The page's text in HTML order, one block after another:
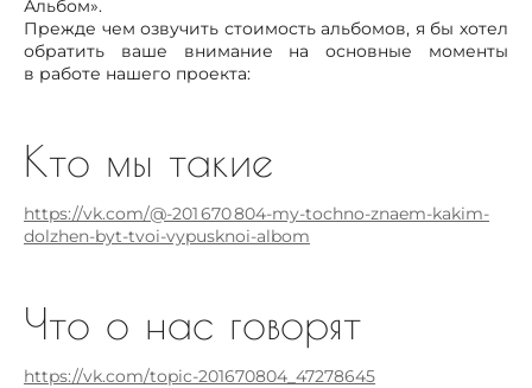
Альбом».
Прежде чем озвучить стоимость альбомов, я бы хотел
обратить ваше внимание на основные моменты
в работе нашего проекта:
Кто мы такие
https://vk.com/@-201 670 804-my-tochno-znaem-kakim-
dolzhen-byt-tvoi-vypusknoi-albom
Что о нас говорят
https://vk.com/topic-201670804_47278645